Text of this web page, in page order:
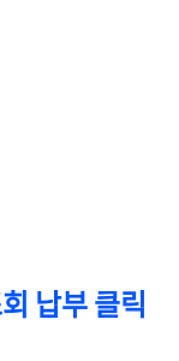
납부 클릭